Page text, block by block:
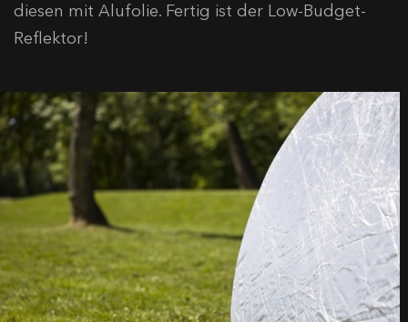
diesen mit Alufolie. Fertig ist der Low-Budget-
Reflektor!